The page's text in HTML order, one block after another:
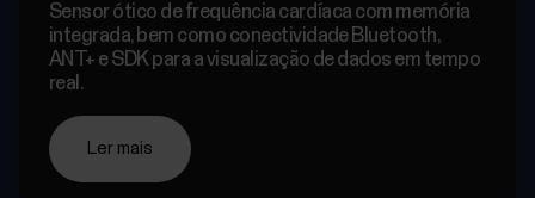
Sensor ótico de frequência cardíaca com memória
integrada, bem como conectividade Bluetooth,
ANT+ e SDK para a visualização de dados em tempo
real.
Ler mais